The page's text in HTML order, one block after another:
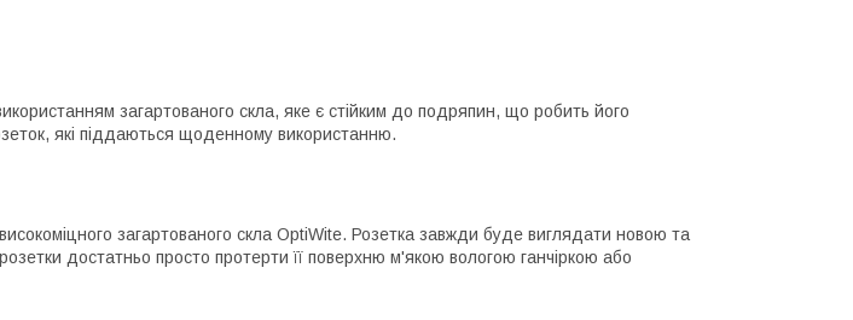
загартованого скла, яке є стійким до подряпин, що робить його
які піддаються щоденному використанню.
загартованого скла OptiWite. Розетка завжди буде виглядати новою та
достатньо просто протерти її поверхню м'якою вологою ганчіркою або